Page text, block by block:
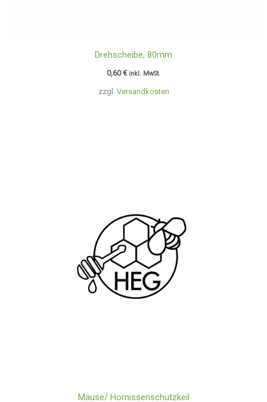
zzgl. Versandkosten
Drehscheibe, 80mm
0,60€ inkl. MwSt.
Mäuse/ Hornissenschutzkeil